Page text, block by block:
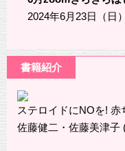
2024年6月23日（日
書籍紹介
ステロイドにNOを!
佐藤健二・佐藤美津子